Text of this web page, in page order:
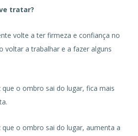
tratar?
volte a ter firmeza e confiança no
voltar a trabalhar e a fazer alguns
que o ombro sai do lugar, fica mais
que o ombro sai do lugar, aumenta a